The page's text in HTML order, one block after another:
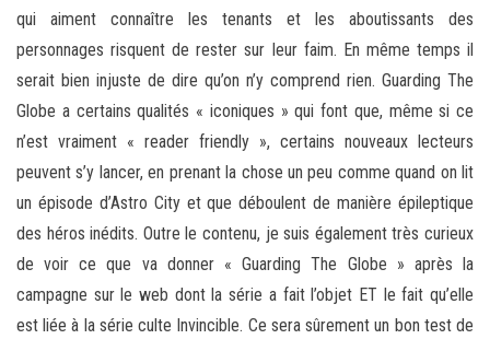
qui aiment connaître les tenants et les aboutissants des
personnages risquent de rester sur leur faim. En même temps il
serait bien injuste de dire qu’on n’y comprend rien. Guarding The
Globe a certains qualités « iconiques » qui font que, même si ce
n’est vraiment « reader friendly », certains nouveaux lecteurs
peuvent s’y lancer, en prenant la chose un peu comme quand on lit
un épisode d’Astro City et que déboulent de manière épileptique
des héros inédits. Outre le contenu, je suis également très curieux
de voir ce que va donner « Guarding The Globe » après la
campagne sur le web dont la série a fait l’objet ET le fait qu’elle
est liée à la série culte Invincible. Ce sera sûrement un bon test de